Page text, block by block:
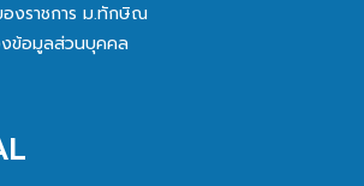
งราชการ ม.ทักษิณ
งข้อมูลส่วนบุคคล